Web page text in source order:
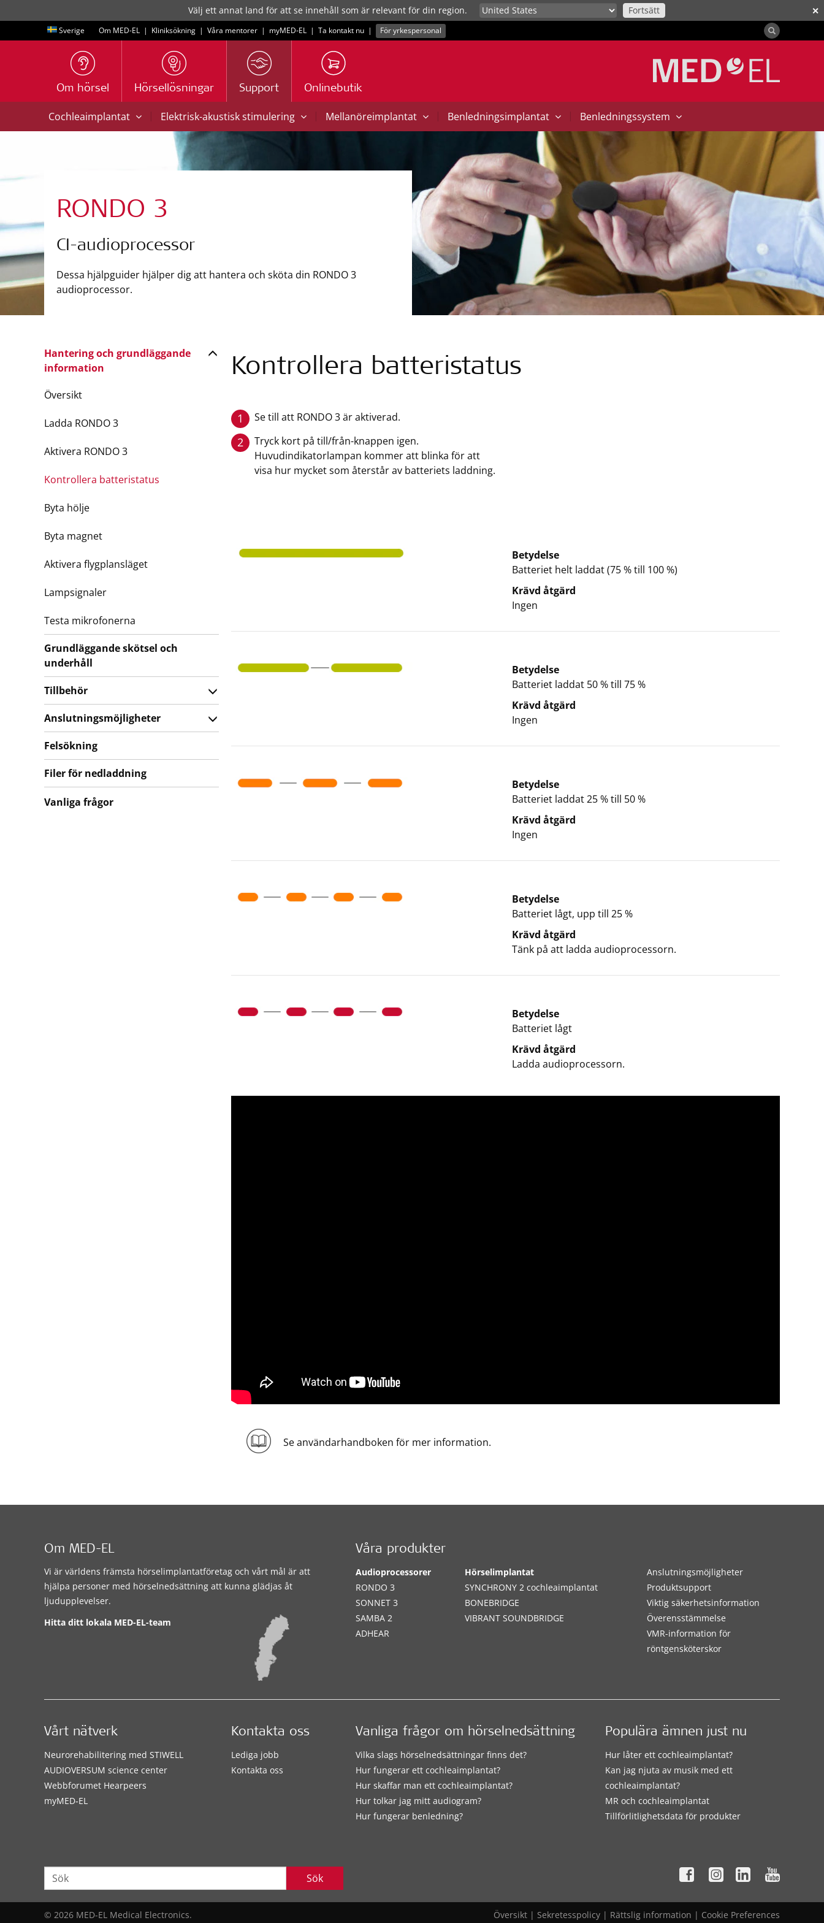
✕
Välj ett annat land för att se innehåll som är relevant för din region. Fortsätt
Sverige Om MED-EL | Kliniksökning | Våra mentorer | myMED‑EL | Ta kontakt nu | För yrkespersonal
Om hörsel Hörsellösningar Support Onlinebutik
Cochleaimplantat | Elektrisk-akustisk stimulering | Mellanöreimplantat | Benledningsimplantat | Benledningssystem
RONDO 3
CI-audioprocessor
Dessa hjälpguider hjälper dig att hantera och sköta din RONDO 3
audioprocessor.
Kontrollera batteristatus
1 Se till att RONDO 3 är aktiverad.
2
Tryck kort på till/från-knappen igen.
Huvudindikatorlampan kommer att blinka för att
visa hur mycket som återstår av batteriets laddning.
Betydelse
Batteriet helt laddat (75 % till 100 %)
Krävd åtgärd
Ingen
Betydelse
Batteriet laddat 50 % till 75 %
Krävd åtgärd
Ingen
Betydelse
Batteriet laddat 25 % till 50 %
Krävd åtgärd
Ingen
Betydelse
Batteriet lågt, upp till 25 %
Krävd åtgärd
Tänk på att ladda audioprocessorn.
Betydelse
Batteriet lågt
Krävd åtgärd
Ladda audioprocessorn.
Se användarhandboken för mer information.
Hantering och grundläggande
information
Översikt
Ladda RONDO 3
Aktivera RONDO 3
Kontrollera batteristatus
Byta hölje
Byta magnet
Aktivera flygplansläget
Lampsignaler
Testa mikrofonerna
Grundläggande skötsel och
underhåll
Tillbehör
Anslutningsmöjligheter
Felsökning
Filer för nedladdning
Vanliga frågor
Om MED-EL
Vi är världens främsta hörselimplantatföretag och vårt mål är att
hjälpa personer med hörselnedsättning att kunna glädjas åt
ljudupplevelser.
Hitta ditt lokala MED-EL-team
Våra produkter
Audioprocessorer
RONDO 3
SONNET 3
SAMBA 2
ADHEAR
Hörselimplantat
SYNCHRONY 2 cochleaimplantat
BONEBRIDGE
VIBRANT SOUNDBRIDGE
Anslutningsmöjligheter
Produktsupport
Viktig säkerhetsinformation
Överensstämmelse
VMR-information för
röntgensköterskor
Vanliga frågor om hörselnedsättning
Vilka slags hörselnedsättningar finns det?
Hur fungerar ett cochleaimplantat?
Hur skaffar man ett cochleaimplantat?
Hur tolkar jag mitt audiogram?
Hur fungerar benledning?
Populära ämnen just nu
Hur låter ett cochleaimplantat?
Kan jag njuta av musik med ett
cochleaimplantat?
MR och cochleaimplantat
Tillförlitlighetsdata för produkter
Vårt nätverk
Neurorehabilitering med STIWELL
AUDIOVERSUM science center
Webbforumet Hearpeers
myMED‑EL
Kontakta oss
Lediga jobb
Kontakta oss
Sök
© 2026 MED-EL Medical Electronics.
Översikt | Sekretesspolicy | Rättslig information | Cookie Preferences